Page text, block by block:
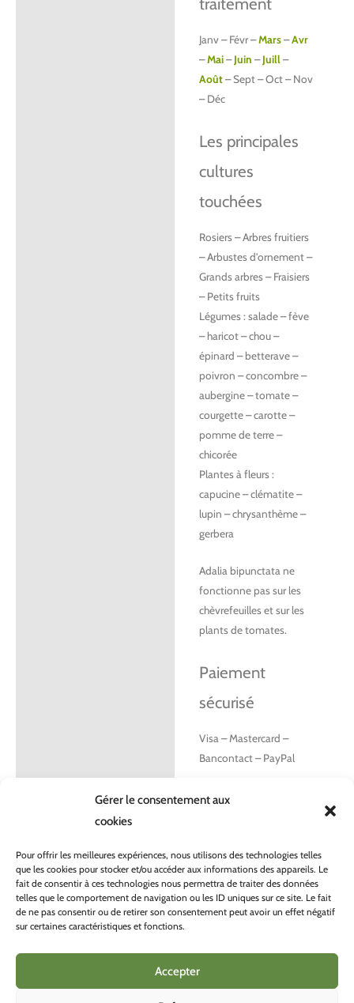
Gérer le consentement aux
cookies
Pour offrir les meilleures expériences, nous utilisons des technologies telles
que les cookies pour stocker et/ou accéder aux informations des appareils. Le
fait de consentir à ces technologies nous permettra de traiter des données
telles que le comportement de navigation ou les ID uniques sur ce site. Le fait
de ne pas consentir ou de retirer son consentement peut avoir un effet négatif
sur certaines caractéristiques et fonctions.
Accepter
Janv – Févr –Mars –Avr
–Mai –Juin –Juill –
Août – Sept – Oct – Nov
– Déc
Les principales
cultures
touchées
Rosiers – Arbres fruitiers
– Arbustes d’ornement –
Grands arbres – Fraisiers
– Petits fruits
Légumes : salade – fève
– haricot – chou –
épinard – betterave –
poivron – concombre –
aubergine – tomate –
courgette – carotte –
pomme de terre –
chicorée
Plantes à fleurs :
capucine – clématite –
lupin – chrysanthème –
gerbera
Adalia bipunctata ne
fonctionne pas sur les
chèvrefeuilles et sur les
plants de tomates.
Paiement
sécurisé
Visa – Mastercard –
Bancontact – PayPal
Consultez nos frais et